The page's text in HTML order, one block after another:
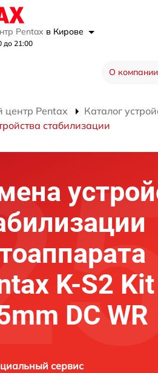
Pentax в Кирове
до 21:00
О компании
центр Pentax Каталог
стабилизации
K-S2
DC WR
сервис